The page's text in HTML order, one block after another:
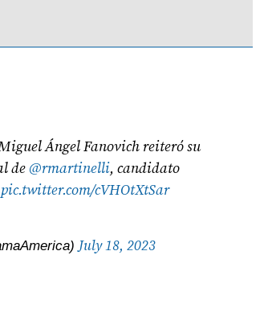
Ángel Fanovich reiteró su
de @rmartinelli, candidato
pic.twitter.com/cVHOtXtSar
July 18, 2023